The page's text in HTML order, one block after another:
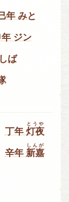
年 みと
年 ジン
ば
丁年 灯夜
とうや
辛年 新嘉
しんが